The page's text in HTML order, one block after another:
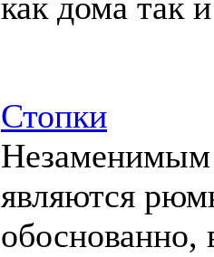
Стопки
Незаменимым
являются
обоснованно,